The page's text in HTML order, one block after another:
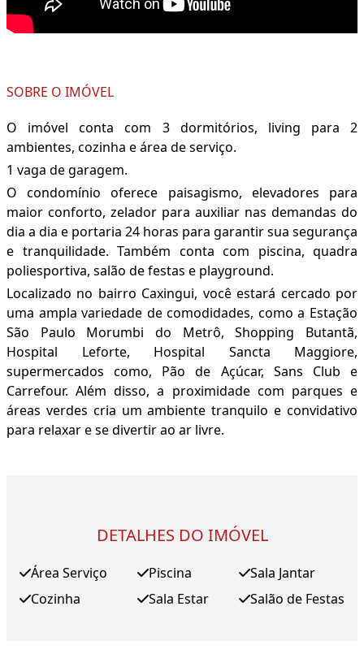
SOBRE O IMÓVEL
O imóvel conta com 3 dormitórios, living para 2
ambientes, cozinha e área de serviço.
1 vaga de garagem.
O condomínio oferece paisagismo, elevadores para
maior conforto, zelador para auxiliar nas demandas do
dia a dia e portaria 24 horas para garantir sua segurança
e tranquilidade. Também conta com piscina, quadra
poliesportiva, salão de festas e playground.
Localizado no bairro Caxingui, você estará cercado por
uma ampla variedade de comodidades, como a Estação
São Paulo Morumbi do Metrô, Shopping Butantã,
Hospital Leforte, Hospital Sancta Maggiore,
supermercados como, Pão de Açúcar, Sans Club e
Carrefour. Além disso, a proximidade com parques e
áreas verdes cria um ambiente tranquilo e convidativo
para relaxar e se divertir ao ar livre.
DETALHES DO IMÓVEL
Área Serviço
Cozinha
Piscina
Sala Estar
Sala Jantar
Salão de Festas